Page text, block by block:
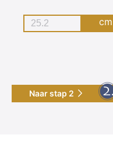
cm
Naar stap 2